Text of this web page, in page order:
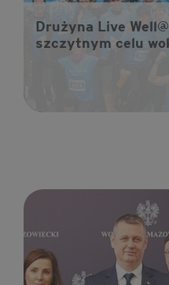
Drużyna Live
szczytnym celu